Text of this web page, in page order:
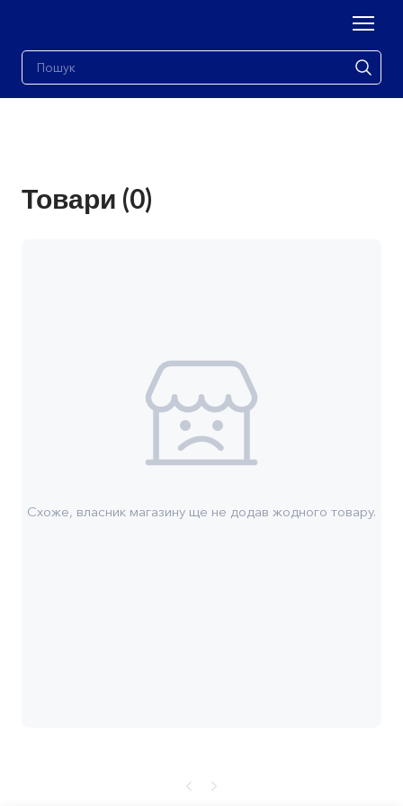
Товари (0)
Схоже, власник магазину ще не додав жодного товару.